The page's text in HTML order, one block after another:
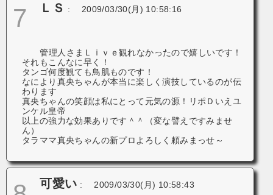
7 ＬＳ : 2009/03/30(月) 10:58:16
管理人さまＬｉｖｅ観れなかったので嬉しいです！
それもこんなに早く！
タンゴ何度観ても鳥肌ものです！
なにより真央ちゃんが本当に楽しく演技しているのが伝
わります
真央ちゃんの笑顔は私にとって元気の源！リポＤいえユ
ンケル皇帝
以上の強力な効果ありです＾＾（変な譬えですみませ
ん）
タラママ真央ちゃんの新プロよろしく頼みまっせ～
可愛い : 2009/03/30(月) 10:58:43